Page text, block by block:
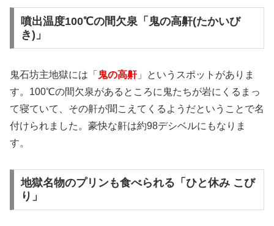
噴出温度100℃の間欠泉「鬼の高鼾(たかいび
き)」
鬼石坊主地獄には「 鬼の高鼾」というスポットがありま
す。100℃の間欠泉があるところに鬼たちが岩にくるまっ
て寝ていて、その鼾が聞こえてくるようだということで名
付けられました。豪快な鼾は約98デシベルにもなりま
す。
地獄名物のプリンも食べられる「ひと休み こび
り」